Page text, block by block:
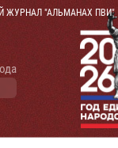
ЖУРНАЛ "АЛЬМАНАХ ПВИ"